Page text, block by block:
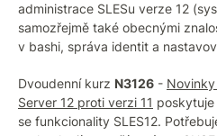
administrace SLESu verze 12
samozřejmě také obecnými
v bashi, správa identit a
Dvoudenní kurz N3126 - Novinky
Server 12 proti verzi 11
se funkcionality SLES12.